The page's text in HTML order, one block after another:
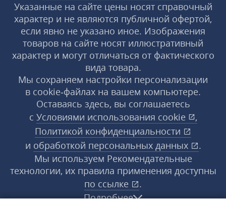
Указанные на сайте цены носят справочный
характер и не являются публичной офертой,
если явно не указано иное. Изображения
товаров на сайте носят иллюстративный
характер и могут отличаться от фактического
вида товара.
Мы сохраняем настройки персонализации
в cookie‑файлах на вашем компьютере.
Оставаясь здесь, вы соглашаетесь
с Условиями использования cookie
,
Политикой конфиденциальности
и обработкой персональных данных
.
Мы используем Рекомендательные
технологии, их правила применения доступны
по ссылке
.
Подробнее